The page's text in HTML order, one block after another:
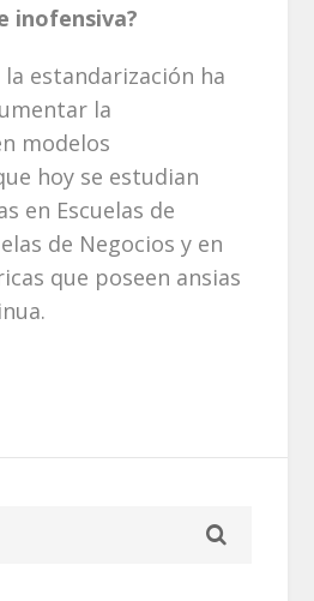
inofensiva?
estandarización ha
la
modelos
hoy se estudian
en Escuelas de
de Negocios y en
que poseen ansias